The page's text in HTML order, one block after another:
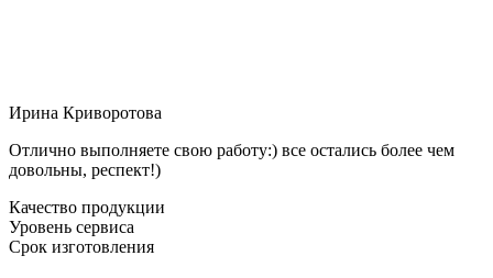
Ирина Криворотова
Отлично выполняете свою работу:) все остались более чем
довольны, респект!)
Качество продукции
Уровень сервиса
Срок изготовления